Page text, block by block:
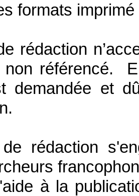
formats
rédaction
non référencé.
demandée et
rédaction
à la